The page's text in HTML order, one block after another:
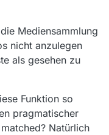
Mediensammlung
nicht anzulegen
als gesehen zu
Funktion so
pragmatischer
Natürlich